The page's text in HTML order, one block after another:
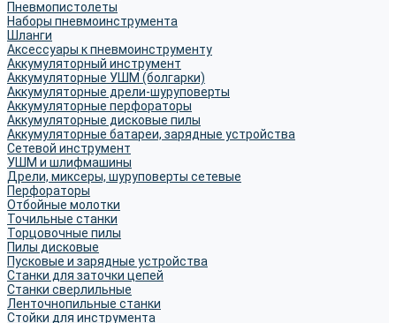
Пневмопистолеты
Наборы пневмоинструмента
Шланги
Аксессуары к пневмоинструменту
Аккумуляторный инструмент
Аккумуляторные УШМ (болгарки)
Аккумуляторные дрели-шуруповерты
Аккумуляторные перфораторы
Аккумуляторные дисковые пилы
Аккумуляторные батареи, зарядные устройства
Сетевой инструмент
УШМ и шлифмашины
Дрели, миксеры, шуруповерты сетевые
Перфораторы
Отбойные молотки
Точильные станки
Торцовочные пилы
Пилы дисковые
Пусковые и зарядные устройства
Станки для заточки цепей
Станки сверлильные
Ленточнопильные станки
Стойки для инструмента